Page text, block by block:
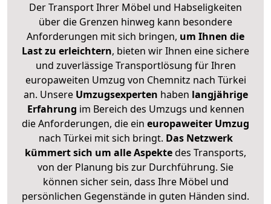
Der Transport Ihrer Möbel und Habseligkeiten
über die Grenzen hinweg kann besondere
Anforderungen mit sich bringen, um Ihnen die
Last zu erleichtern, bieten wir Ihnen eine sichere
und zuverlässige Transportlösung für Ihren
europaweiten Umzug von Chemnitz nach Türkei
an. Unsere Umzugsexperten haben langjährige
Erfahrung im Bereich des Umzugs und kennen
die Anforderungen, die ein europaweiter Umzug
nach Türkei mit sich bringt. Das Netzwerk
kümmert sich um alle Aspektedes Transports,
von der Planung bis zur Durchführung. Sie
können sicher sein, dass Ihre Möbel und
persönlichen Gegenstände in guten Händen sind.